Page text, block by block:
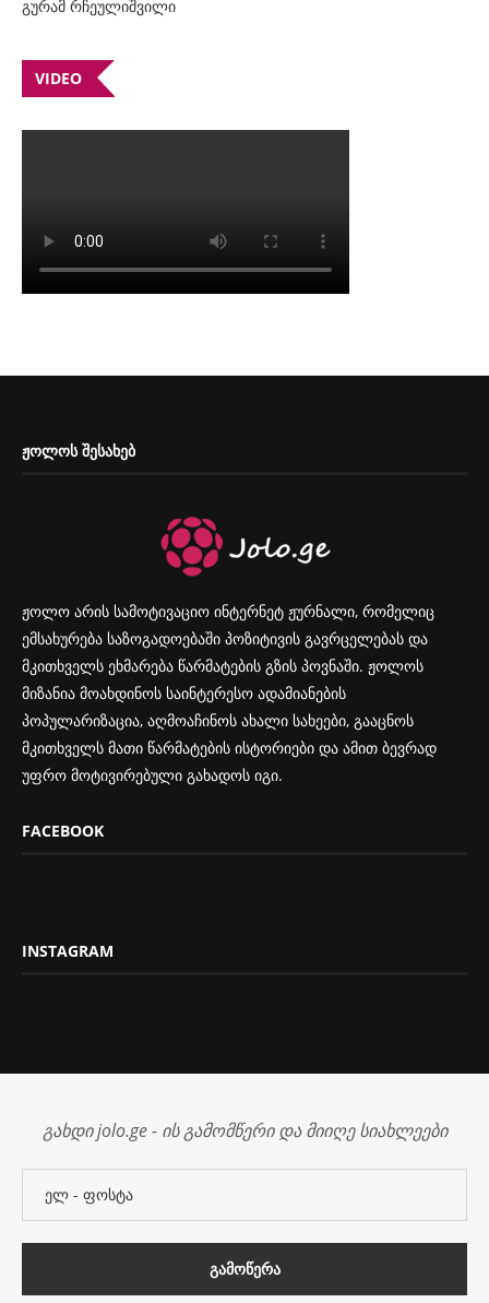
გურამ რჩეულიშვილი
VIDEO
ᲟᲝᲚᲝᲡ ᲨᲔᲡᲐᲮᲔᲑ
ჟოლო არის სამოტივაციო ინტერნეტ ჟურნალი, რომელიც
ემსახურება საზოგადოებაში პოზიტივის გავრცელებას და
მკითხველს ეხმარება წარმატების გზის პოვნაში. ჟოლოს
მიზანია მოახდინოს საინტერესო ადამიანების
პოპულარიზაცია, აღმოაჩინოს ახალი სახეები, გააცნოს
მკითხველს მათი წარმატების ისტორიები და ამით ბევრად
უფრო მოტივირებული გახადოს იგი.
FACEBOOK
INSTAGRAM
გახდი jolo.ge - ის გამომწერი და მიიღე სიახლეები